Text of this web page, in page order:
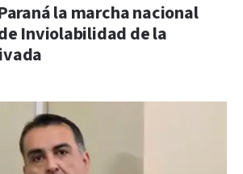
la marcha nacional
Inviolabilidad de la